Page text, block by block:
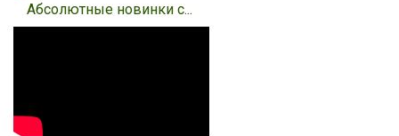
Абсолютные новинки с...